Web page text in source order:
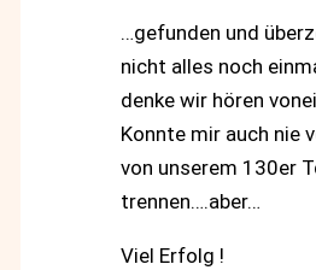
…gefunden und
nicht alles noch
denke wir hören
Konnte mir auch nie
von unserem 130er
trennen….aber…
Viel Erfolg !